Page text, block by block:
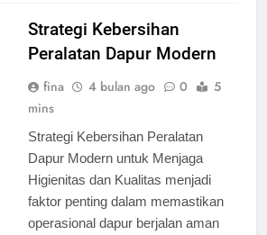
Strategi Kebersihan
Peralatan Dapur Modern
fina 4 bulan ago 0
5
mins
Strategi Kebersihan Peralatan
Dapur Modern untuk Menjaga
Higienitas dan Kualitas menjadi
faktor penting dalam memastikan
operasional dapur berjalan aman